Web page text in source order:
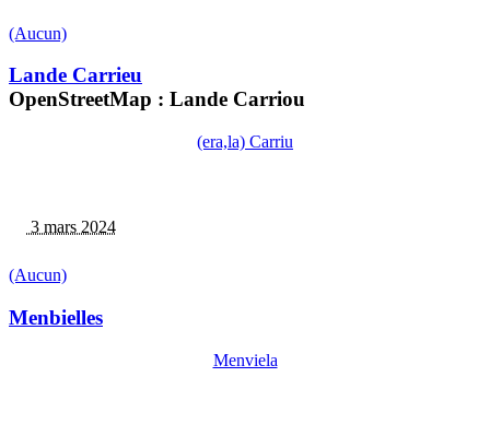
(Aucun)
Lande Carrieu
OpenStreetMap : Lande Carriou
(era,la) Carriu
3 mars 2024
(Aucun)
Menbielles
Menviela